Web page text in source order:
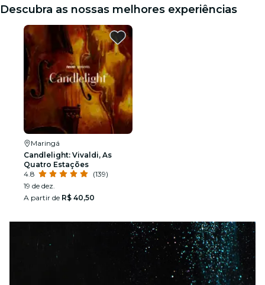
Descubra as nossas melhores experiências
Maringá
Candlelight: Vivaldi, As
Quatro Estações
4.8
(139)
19 de dez.
A partir de R$ 40,50